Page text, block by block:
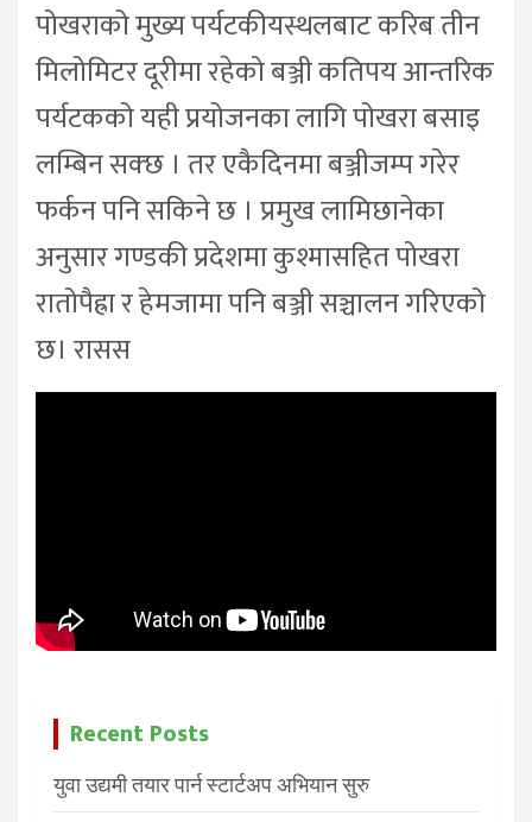
पोखराको मुख्य पर्यटकीयस्थलबाट करिब तीन
मिलोमिटर दूरीमा रहेको बञ्जी कतिपय आन्तरिक
पर्यटकको यही प्रयोजनका लागि पोखरा बसाइ
लम्बिन सक्छ । तर एकैदिनमा बञ्जीजम्प गरेर
फर्कन पनि सकिने छ । प्रमुख लामिछानेका
अनुसार गण्डकी प्रदेशमा कुश्मासहित पोखरा
रातोपैह्रा र हेमजामा पनि बञ्जी सञ्चालन गरिएको
छ। रासस
Recent Posts
युवा उद्यमी तयार पार्न स्टार्टअप अभियान सुरु